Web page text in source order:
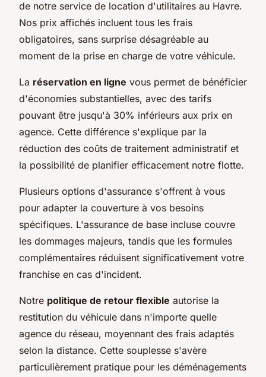
de notre service de location d'utilitaires au Havre.
Nos prix affichés incluent tous les frais
obligatoires, sans surprise désagréable au
moment de la prise en charge de votre véhicule.
La réservation en ligne vous permet de bénéficier
d'économies substantielles, avec des tarifs
pouvant être jusqu'à 30% inférieurs aux prix en
agence. Cette différence s'explique par la
réduction des coûts de traitement administratif et
la possibilité de planifier efficacement notre flotte.
Plusieurs options d'assurance s'offrent à vous
pour adapter la couverture à vos besoins
spécifiques. L'assurance de base incluse couvre
les dommages majeurs, tandis que les formules
complémentaires réduisent significativement votre
franchise en cas d'incident.
Notre politique de retour flexible autorise la
restitution du véhicule dans n'importe quelle
agence du réseau, moyennant des frais adaptés
selon la distance. Cette souplesse s'avère
particulièrement pratique pour les déménagements